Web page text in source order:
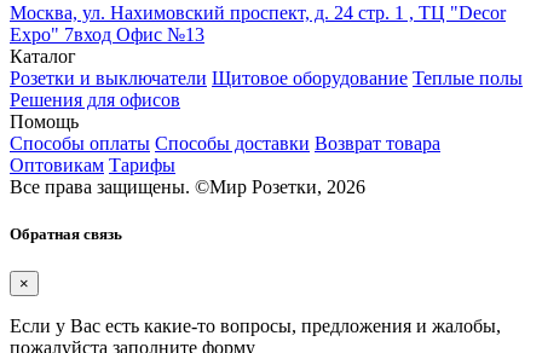
Москва, ул. Нахимовский проспект, д. 24 стр. 1 , ТЦ "Decor
Expo" 7вход Офис №13
Каталог
Розетки и выключатели Щитовое оборудование Теплые полы
Решения для офисов
Помощь
Способы оплаты Способы доставки Возврат товара
Оптовикам Тарифы
Все права защищены. ©Мир Розетки, 2026
Обратная связь
×
Если у Вас есть какие-то вопросы, предложения и жалобы,
пожалуйста заполните форму